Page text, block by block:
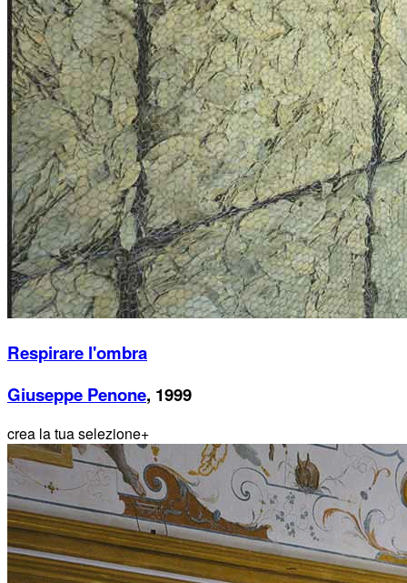
Respirare l'ombra
Giuseppe Penone, 1999
crea la tua selezione+